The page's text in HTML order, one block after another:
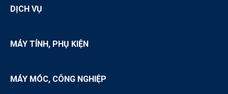
DỊCH VỤ
MÁY TÍNH, PHỤ KIỆN
MÁY MÓC, CÔNG NGHIỆP